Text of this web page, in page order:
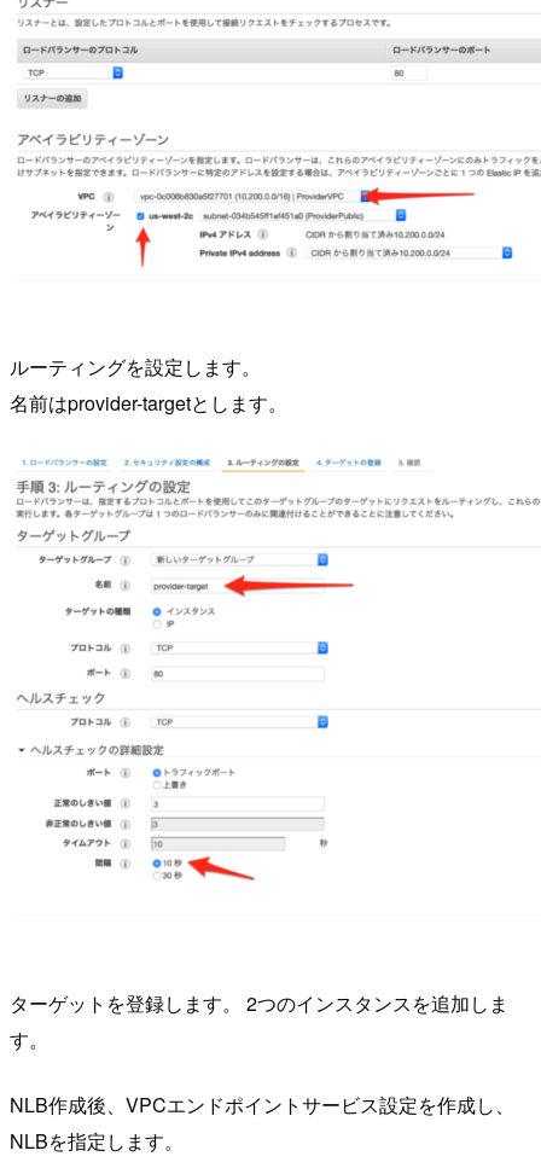
ルーティングを設定します。
名前はprovider-targetとします。
ターゲットを登録します。 2つのインスタンスを追加しま
す。
NLB作成後、VPCエンドポイントサービス設定を作成し、
NLBを指定します。